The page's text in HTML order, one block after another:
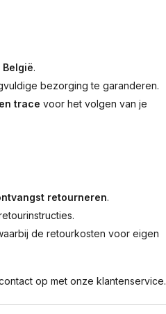
.
bezorging te garanderen.
trace voor het volgen van je
retourneren.
de retourkosten voor eigen
op met onze klantenservice.